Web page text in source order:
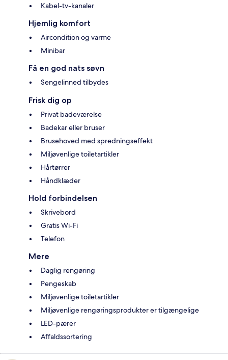
Kabel-tv-kanaler
Hjemlig komfort
Aircondition og varme
Minibar
Få en god nats søvn
Sengelinned tilbydes
Frisk dig op
Privat badeværelse
Badekar eller bruser
Brusehoved med spredningseffekt
Miljøvenlige toiletartikler
Hårtørrer
Håndklæder
Hold forbindelsen
Skrivebord
Gratis Wi-Fi
Telefon
Mere
Daglig rengøring
Pengeskab
Miljøvenlige toiletartikler
Miljøvenlige rengøringsprodukter er tilgængelige
LED-pærer
Affaldssortering